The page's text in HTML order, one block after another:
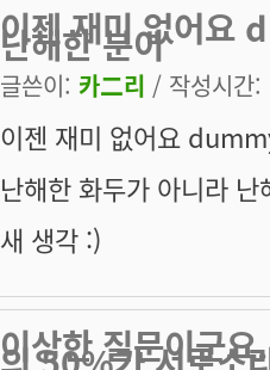
이젠 재미 없어요
난해한 분이
글쓴이: 카二리 / 작성시간
이젠 재미 없어요
난해한 화두가 아니라
새 생각 :)
이상한 질문이군